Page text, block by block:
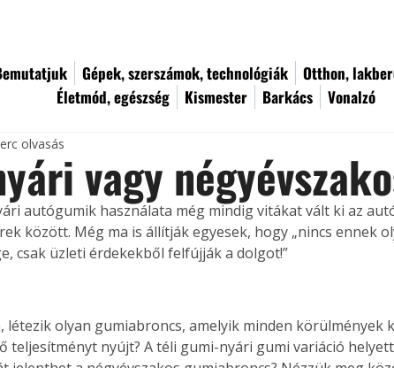
Gépek, szerszámok, technológiák Otthon,
Életmód, egészség
Kismester Barkács Vonalzó
vagy
olvasás
autógumik használata még mindig vitákat vált ki az
között. Még ma is állítják egyesek, hogy „nincs ennek
csak üzleti érdekekből felfújják a dolgot!”
létezik olyan gumiabroncs, amelyik minden körülmények
teljesítményt nyújt? A téli gumi-nyári gumi variáció